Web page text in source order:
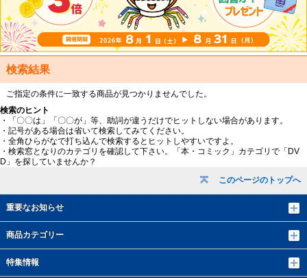
このページのトップへ
重要なお知らせ
商品カテゴリー
特集情報
検索結果
ご指定の条件に一致する商品が見つかりませんでした。
検索のヒント
・「〇〇は」「〇〇が」等、助詞が違うだけでヒットしない場合があります。
・記号がある場合は省いて検索してみてください。
・全角ひらがなで打ち込んで検索するとヒットしやすいですよ。
・検索窓となりのカテゴリを確認して下さい。「本・コミック」カテゴリで「DV
D」を探していませんか？